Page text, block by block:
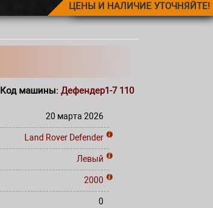
ЦЕНЫ И НАЛИЧИЕ УТОЧНЯЙТЕ!
Код машины: Дефендер1-7 110
20 марта 2026
Land Rover Defender
Левый
2000
0